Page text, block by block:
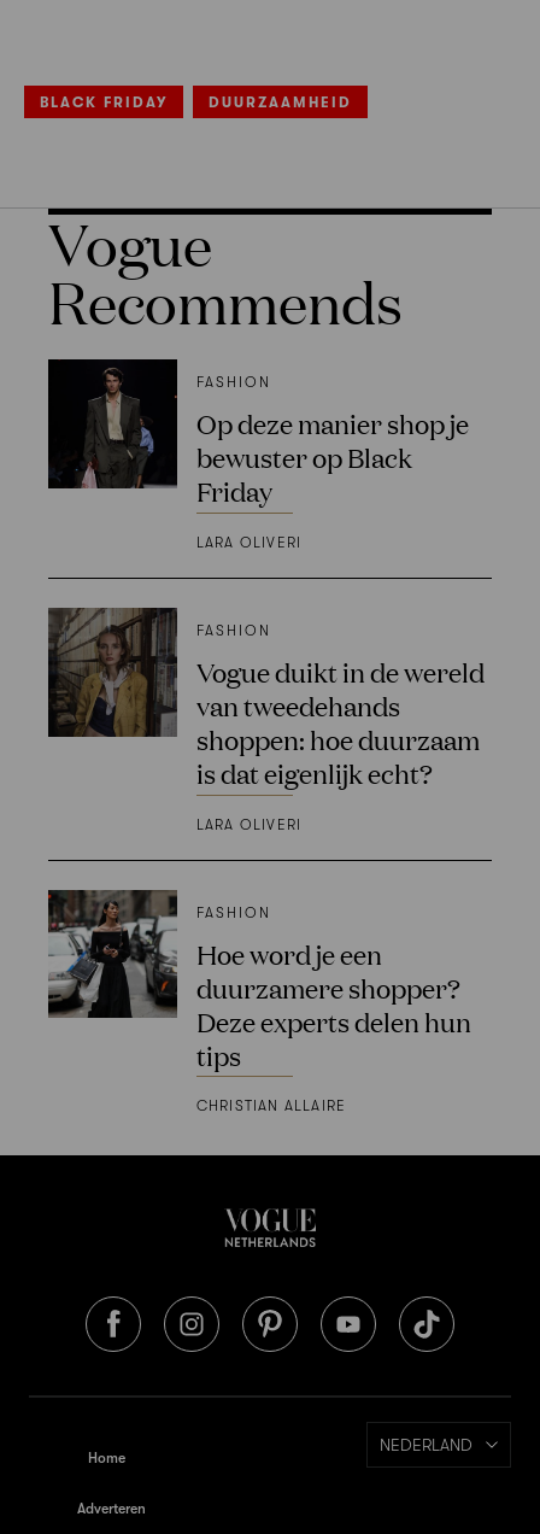
BLACK FRIDAY DUURZAAMHEID
Vogue
Recommends
FASHION
Op deze manier shop je
bewuster op Black
Friday
LARA OLIVERI
FASHION
Vogue duikt in de wereld
van tweedehands
shoppen: hoe duurzaam
is dat eigenlijk echt?
LARA OLIVERI
FASHION
Hoe word je een
duurzamere shopper?
Deze experts delen hun
tips
CHRISTIAN ALLAIRE
Home
Adverteren
NEDERLAND